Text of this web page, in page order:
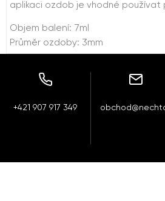
aplikaci ozdob je vhodné používat
Objem balení: 7ml
Průměr ozdoby: 3mm
+421 907 917 349